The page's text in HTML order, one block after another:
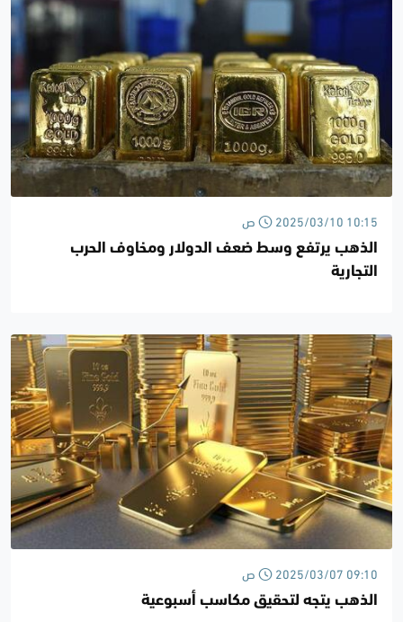
2025/03/10 10:15 ص
الذهب يرتفع وسط ضعف الدولار ومخاوف الحرب
التجارية
2025/03/07 09:10 ص
الذهب يتجه لتحقيق مكاسب أسبوعية